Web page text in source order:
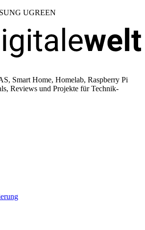
UGREEN
Smart Home, Homelab, Raspberry Pi
Reviews und Projekte für Technik-